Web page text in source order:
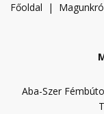
Főoldal |
Aba-Szer